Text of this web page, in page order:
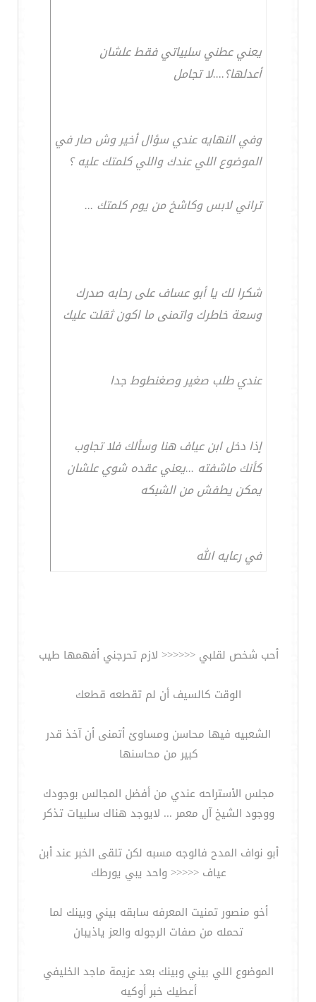
يعني عطني سلبياتي فقط علشان
أعدلها؟....لا تجامل
وفي النهايه عندي سؤال أخير وش صار في
الموضوع اللي عندك واللي كلمتك عليه ؟
تراني لابس وكاشخ من يوم كلمتك ...
شكرا لك يا أبو عساف على رحابه صدرك
وسعة خاطرك واتمنى ما اكون ثقلت عليك
عندي طلب صغير وصغنطوط جدا
إذا دخل ابن عياف هنا وسألك فلا تجاوب
كأنك ماشفته ...يعني عقده شوي علشان
يمكن يطفش من الشبكه
في رعايه الله
أحب شخص لقلبي <<<<<< لازم تحرجني أفهمها طيب
الوقت كالسيف أن لم تقطعه قطعك
الشعبيه فيها محاسن ومساوئ أتمنى أن آخذ قدر
كبير من محاسنها
مجلس الأستراحه عندي من أفضل المجالس بوجودك
ووجود الشيخ آل معمر ... لايوجد هناك سلبيات تذكر
أبو نواف المدح فالوجه مسبه لكن تلقى الخبر عند أبن
عياف <<<<< واحد يبي يورطك
أخو منصور تمنيت المعرفه سابقه بيني وبينك لما
تحمله من صفات الرجوله والعز ياذيبان
الموضوع اللي بيني وبينك بعد عزيمة ماجد الخليفي
أعطيك خبر أوكيه